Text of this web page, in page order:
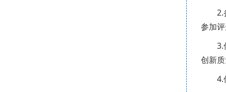
2.
参加评
3.
创新质
4.